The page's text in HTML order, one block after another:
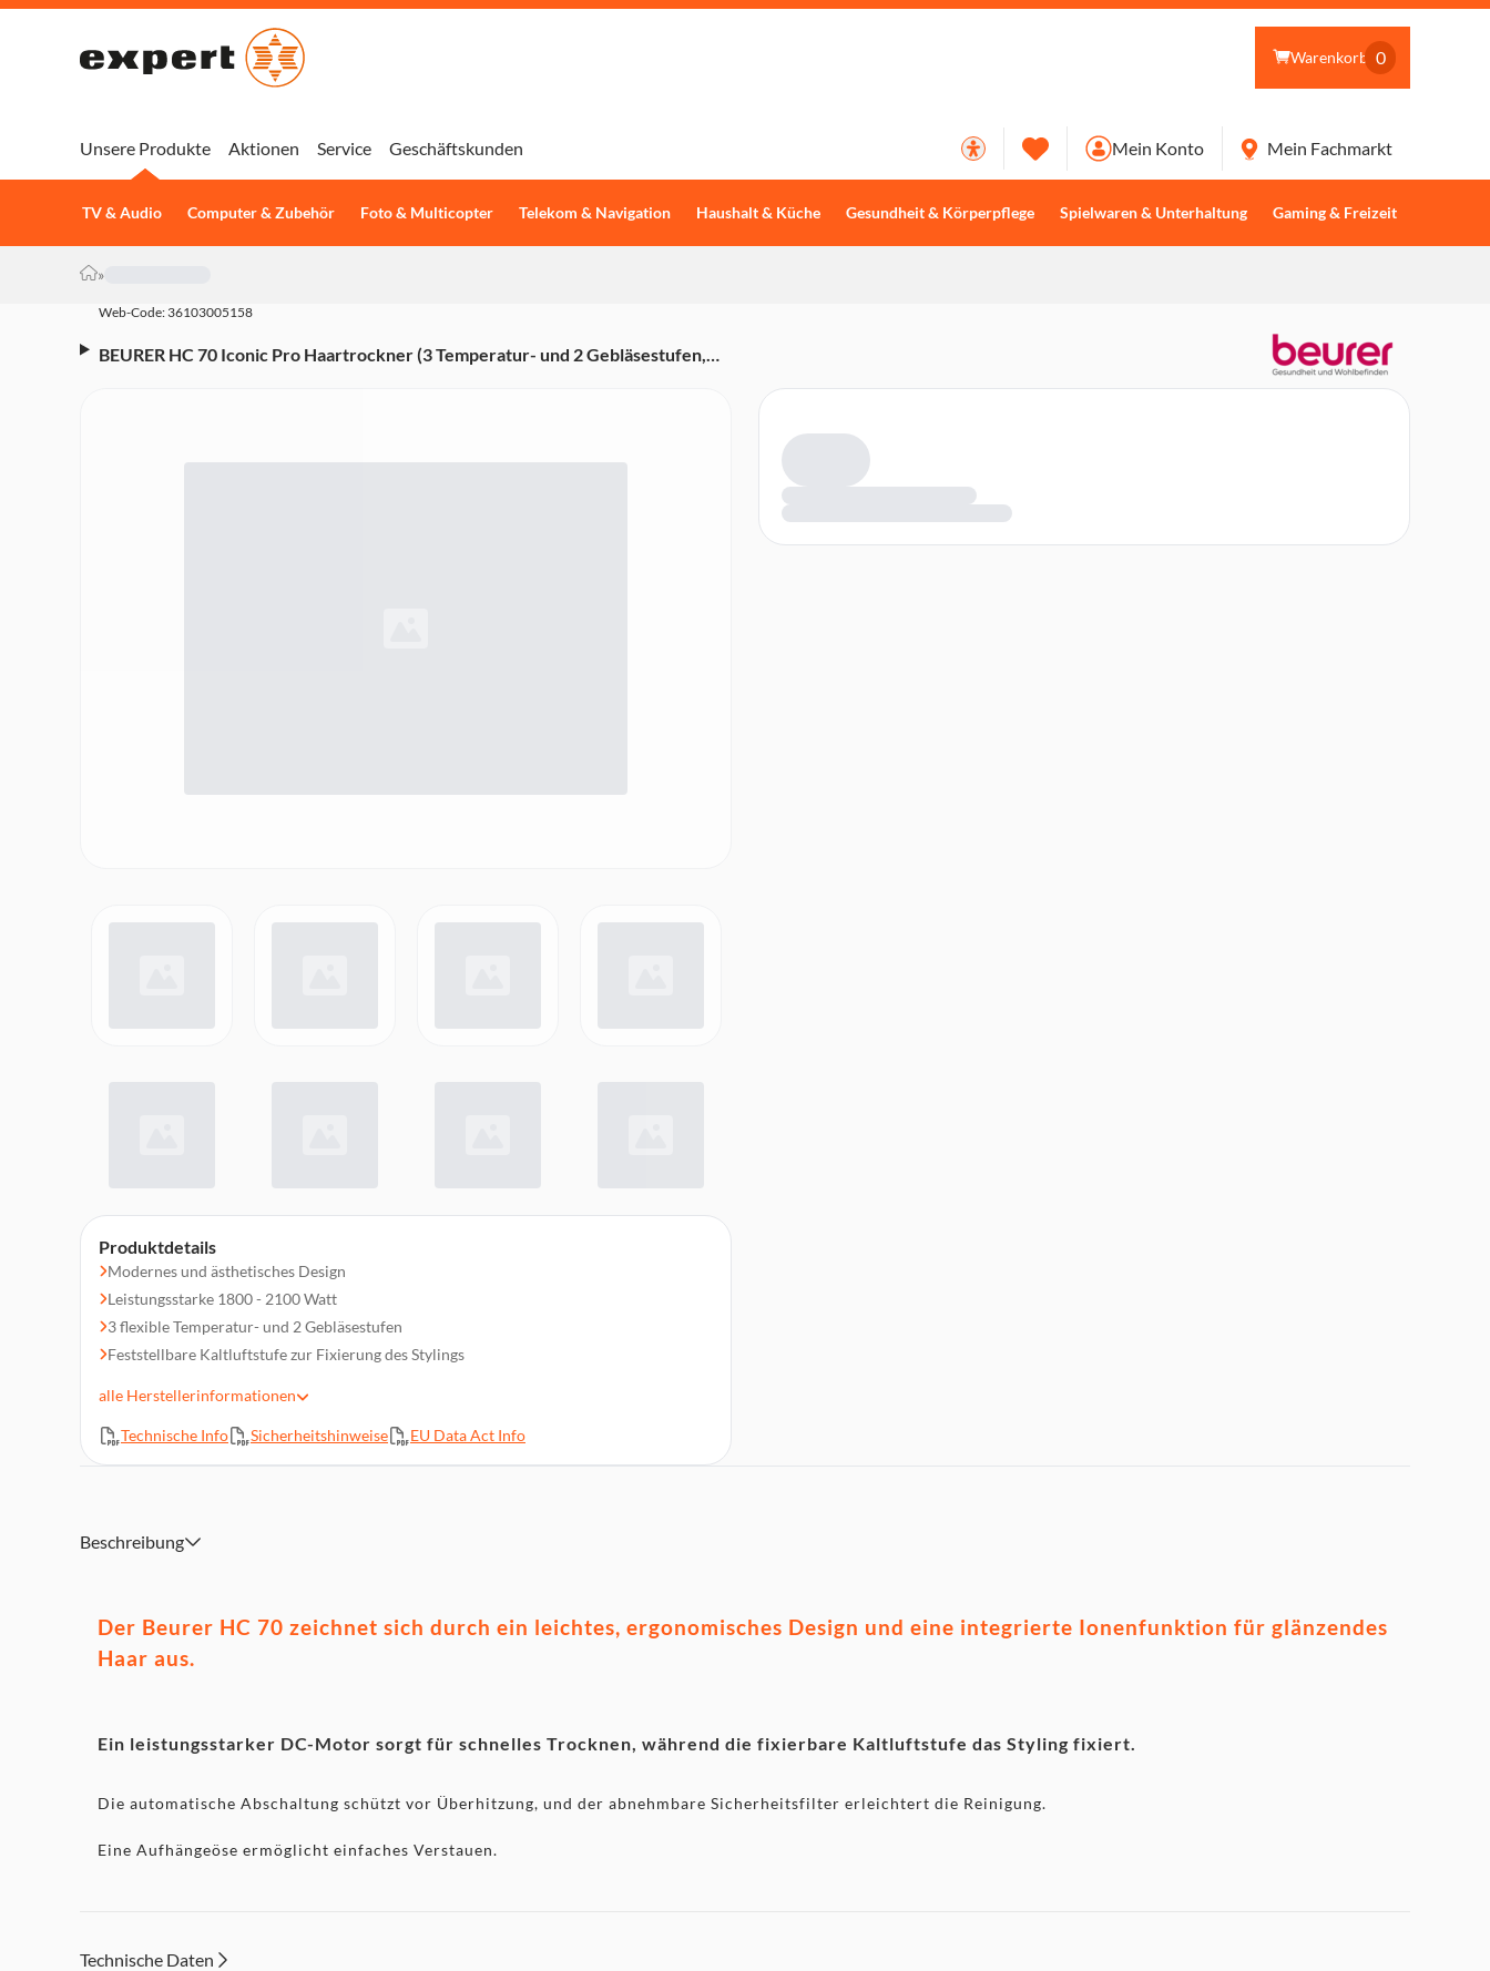
Warenkorb 0
Unsere Produkte
TV & Audio Computer & Zubehör Foto & Multicopter Telekom & Navigation Haushalt & Küche Gesundheit & Körperpflege Spielwaren & Unterhaltung Gaming & Freizeit
Aktionen Service Geschäftskunden Mein Konto Mein Fachmarkt
»
Web-Code: 36103005158
BEURER HC 70 Iconic Pro Haartrockner (3 Temperatur- und 2 Gebläsestufen,
Produktdetails
Modernes und ästhetisches Design
Leistungsstarke 1800 - 2100 Watt
3 flexible Temperatur- und 2 Gebläsestufen
Feststellbare Kaltluftstufe zur Fixierung des Stylings
Abnehmbarer Sicherheitsfilter für einfache Reinigung
Automatischer Überhitzungsschutz
alle Herstellerinformationen
Technische Info Sicherheitshinweise EU Data Act Info
Beschreibung
Der Beurer HC 70 zeichnet sich durch ein leichtes, ergonomisches Design und eine integrierte Ionenfunktion für glänzendes
Haar aus.
Ein leistungsstarker DC-Motor sorgt für schnelles Trocknen, während die fixierbare Kaltluftstufe das Styling fixiert.
Die automatische Abschaltung schützt vor Überhitzung, und der abnehmbare Sicherheitsfilter erleichtert die Reinigung.
Eine Aufhängeöse ermöglicht einfaches Verstauen.
Technische Daten